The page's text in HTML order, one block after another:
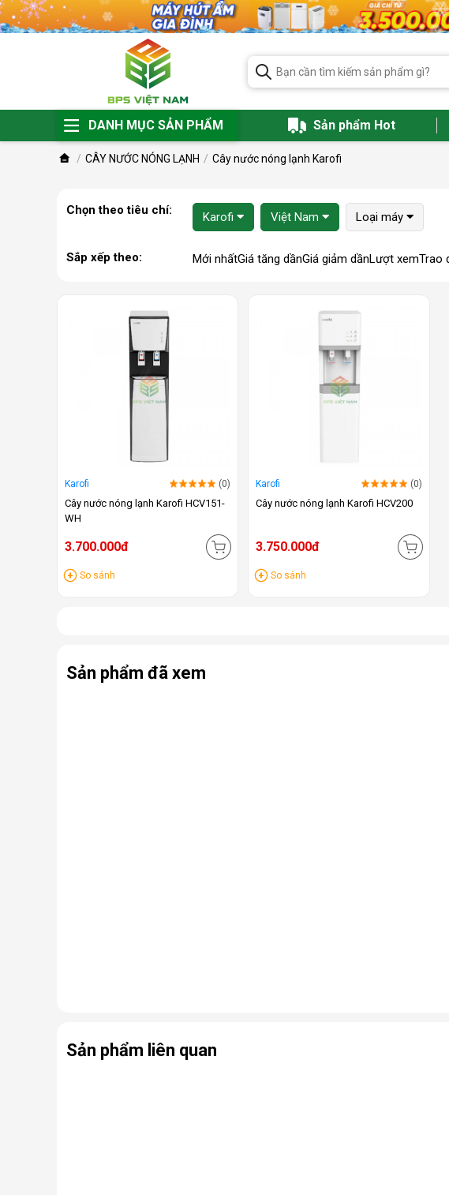
DANH MỤC SẢN PHẨM Sản phẩm Hot
CÂY NƯỚC NÓNG LẠNH Cây nước nóng lạnh Karofi
Chọn theo tiêu chí: Karofi Việt Nam Loại máy
Sắp xếp theo: Mới nhấtGiá tăng dầnGiá giảm dầnLượt xemTrao
Karofi (0)
Cây nước nóng lạnh Karofi HCV151-
WH
3.700.000đ
So sánh
Karofi (0)
Cây nước nóng lạnh Karofi HCV200
3.750.000đ
So sánh
Sản phẩm đã xem
Sản phẩm liên quan